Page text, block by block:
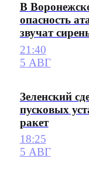
В
опасность
звучат
21:40
5 АВГ
Зеленский
пусковых
ракет
18:25
5 АВГ